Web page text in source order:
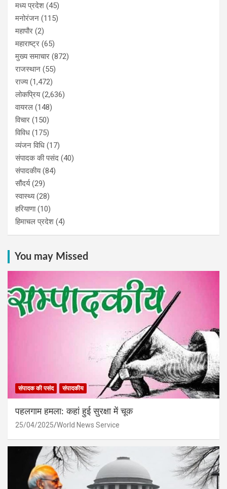
मध्य प्रदेश (45)
मनोरंजन (115)
महापौर (2)
महाराष्ट्र (65)
मुख्य समाचार (872)
राजस्थान (55)
राज्य(1,472)
लोकप्रिय(2,636)
वायरल (148)
विचार (150)
विविध (175)
व्यंजन विधि (17)
संपादक की पसंद (40)
संपादकीय(84)
सौंदर्य(29)
स्वास्थ्य(28)
हरियाणा(10)
हिमाचल प्रदेश (4)
You may Missed
संपादक की पसंद संपादकीय
पहलगाम हमला: कहां हुई सुरक्षा में चूक
25/04/2025 World News Service